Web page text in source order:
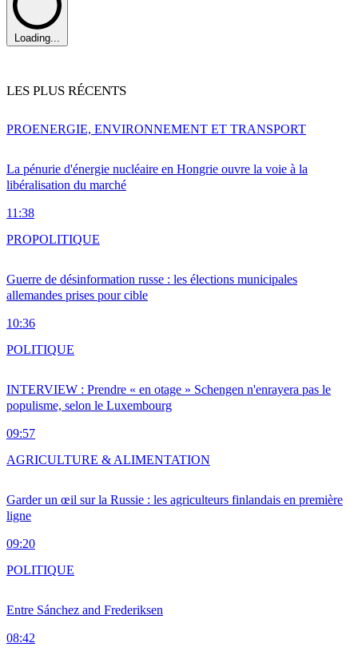
Loading...
LES PLUS RÉCENTS
La pénurie d'énergie nucléaire en Hongrie ouvre la voie à la
libéralisation du marché
11:38
PROENERGIE, ENVIRONNEMENT ET TRANSPORT
Guerre de désinformation russe : les élections municipales
allemandes prises pour cible
10:36
PROPOLITIQUE
INTERVIEW : Prendre « en otage » Schengen n'enrayera pas le
populisme, selon le Luxembourg
09:57
POLITIQUE
Garder un œil sur la Russie : les agriculteurs finlandais en première
ligne
09:20
AGRICULTURE & ALIMENTATION
Entre Sánchez and Frederiksen
08:42
POLITIQUE